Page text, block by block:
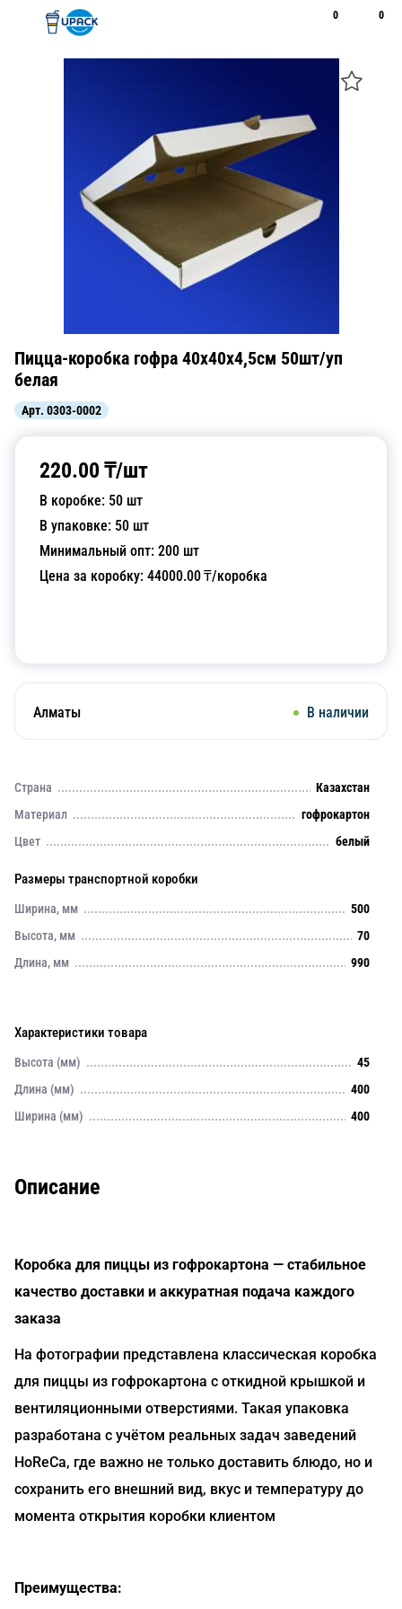
0 0
Пицца-коробка гофра 40х40х4,5см 50шт/уп
белая
Арт. 0303-0002
220.00 ₸/шт
В коробке: 50 шт
В упаковке: 50 шт
Минимальный опт: 200 шт
Цена за коробку: 44000.00₸/коробка
Алматы В наличии
Страна
Казахстан
Материал
гофрокартон
Цвет
белый
Размеры транспортной коробки
Ширина, мм
500
Высота, мм
70
Длина, мм
990
Характеристики товара
Высота (мм)
45
Длина (мм)
400
Ширина (мм)
400
Описание
Коробка для пиццы из гофрокартона — стабильное
качество доставки и аккуратная подача каждого
заказа
На фотографии представлена классическая коробка
для пиццы из гофрокартона с откидной крышкой и
вентиляционными отверстиями. Такая упаковка
разработана с учётом реальных задач заведений
HoReCa, где важно не только доставить блюдо, но и
сохранить его внешний вид, вкус и температуру до
момента открытия коробки клиентом
Преимущества: